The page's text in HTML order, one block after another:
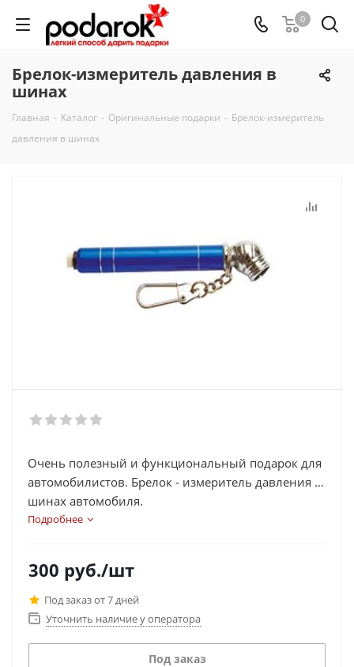
0
Брелок-измеритель давления в
шинах
Главная - Каталог - Оригинальные подарки - Брелок-измеритель
давления в шинах
Очень полезный и функциональный подарок для
автомобилистов. Брелок - измеритель давления в
шинах автомобиля.
Подробнее
300 руб./шт
Под заказ от 7 дней
Уточнить наличие у оператора
Под заказ